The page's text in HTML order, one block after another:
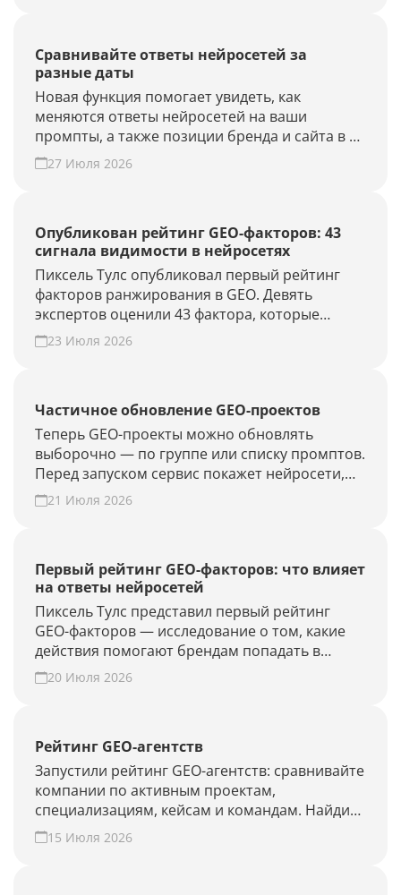
Сравнивайте ответы нейросетей за
разные даты
Новая функция помогает увидеть, как
меняются ответы нейросетей на ваши
промпты, а также позиции бренда и сайта в AI-
выдаче.
27 Июля 2026
Опубликован рейтинг GEO-факторов: 43
сигнала видимости в нейросетях
Пиксель Тулс опубликовал первый рейтинг
факторов ранжирования в GEO. Девять
экспертов оценили 43 фактора, которые
влияют на видимость бренда в AI-ответах.
23 Июля 2026
Частичное обновление GEO-проектов
Теперь GEO-проекты можно обновлять
выборочно — по группе или списку промптов.
Перед запуском сервис покажет нейросети,
объём проверки и расход лимитов. Проверьте
новые запросы или результат GEO-работ без
21 Июля 2026
Первый рейтинг GEO-факторов: что влияет
на ответы нейросетей
Пиксель Тулс представил первый рейтинг
GEO-факторов — исследование о том, какие
действия помогают брендам попадать в
ответы нейросетей.
20 Июля 2026
Рейтинг GEO-агентств
Запустили рейтинг GEO-агентств: сравнивайте
компании по активным проектам,
специализациям, кейсам и командам. Найдите
подрядчика для продвижения в ChatGPT,
Алисе AI и Perplexity или добавьте своё
15 Июля 2026